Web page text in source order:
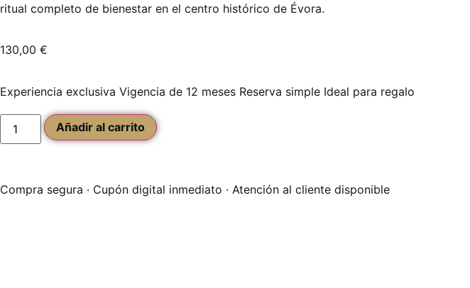
ritual completo de bienestar en el centro histórico de Évora.
130,00 €
Experiencia exclusiva Vigencia de 12 meses Reserva simple Ideal para regalo
Añadir al carrito
Compra segura · Cupón digital inmediato · Atención al cliente disponible